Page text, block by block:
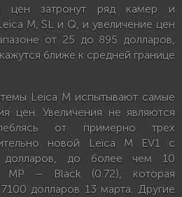
цен затронут ряд камер и
M, SL и Q, и увеличение цен
от 25 до 895 долларов,
ближе к средней границе
Leica M испытывают самые
цен. Увеличения не являются
от примерно трех
новой Leica M EV1 с
долларов, до более чем 10
MP – Black (0.72), которая
долларов 13 марта. Другие